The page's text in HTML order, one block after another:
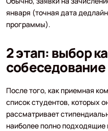
января (точная дата
программы).
2 этап: выбор
собеседование
После того, как приемная
список студентов, которых
рассматривает
наиболее полно подходящие